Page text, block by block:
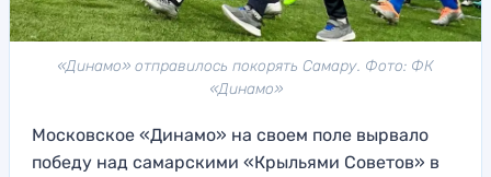
«Динамо» отправилось покорять Самару. Фото: ФК
«Динамо»
Московское «Динамо» на своем поле вырвало
победу над самарскими «Крыльями Советов» в